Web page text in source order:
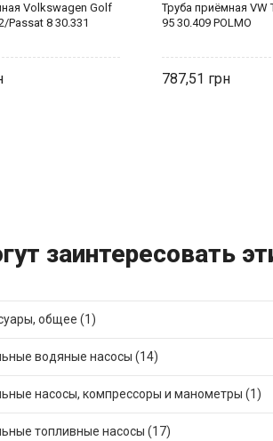
Volkswagen Golf
Passat 8 30.331
Труба приёмная VW
95 30.409 POLMO
787,51
заинтересовать
общее (1)
водяные насосы (14)
насосы, компрессоры и манометры (1)
топливные насосы (17)